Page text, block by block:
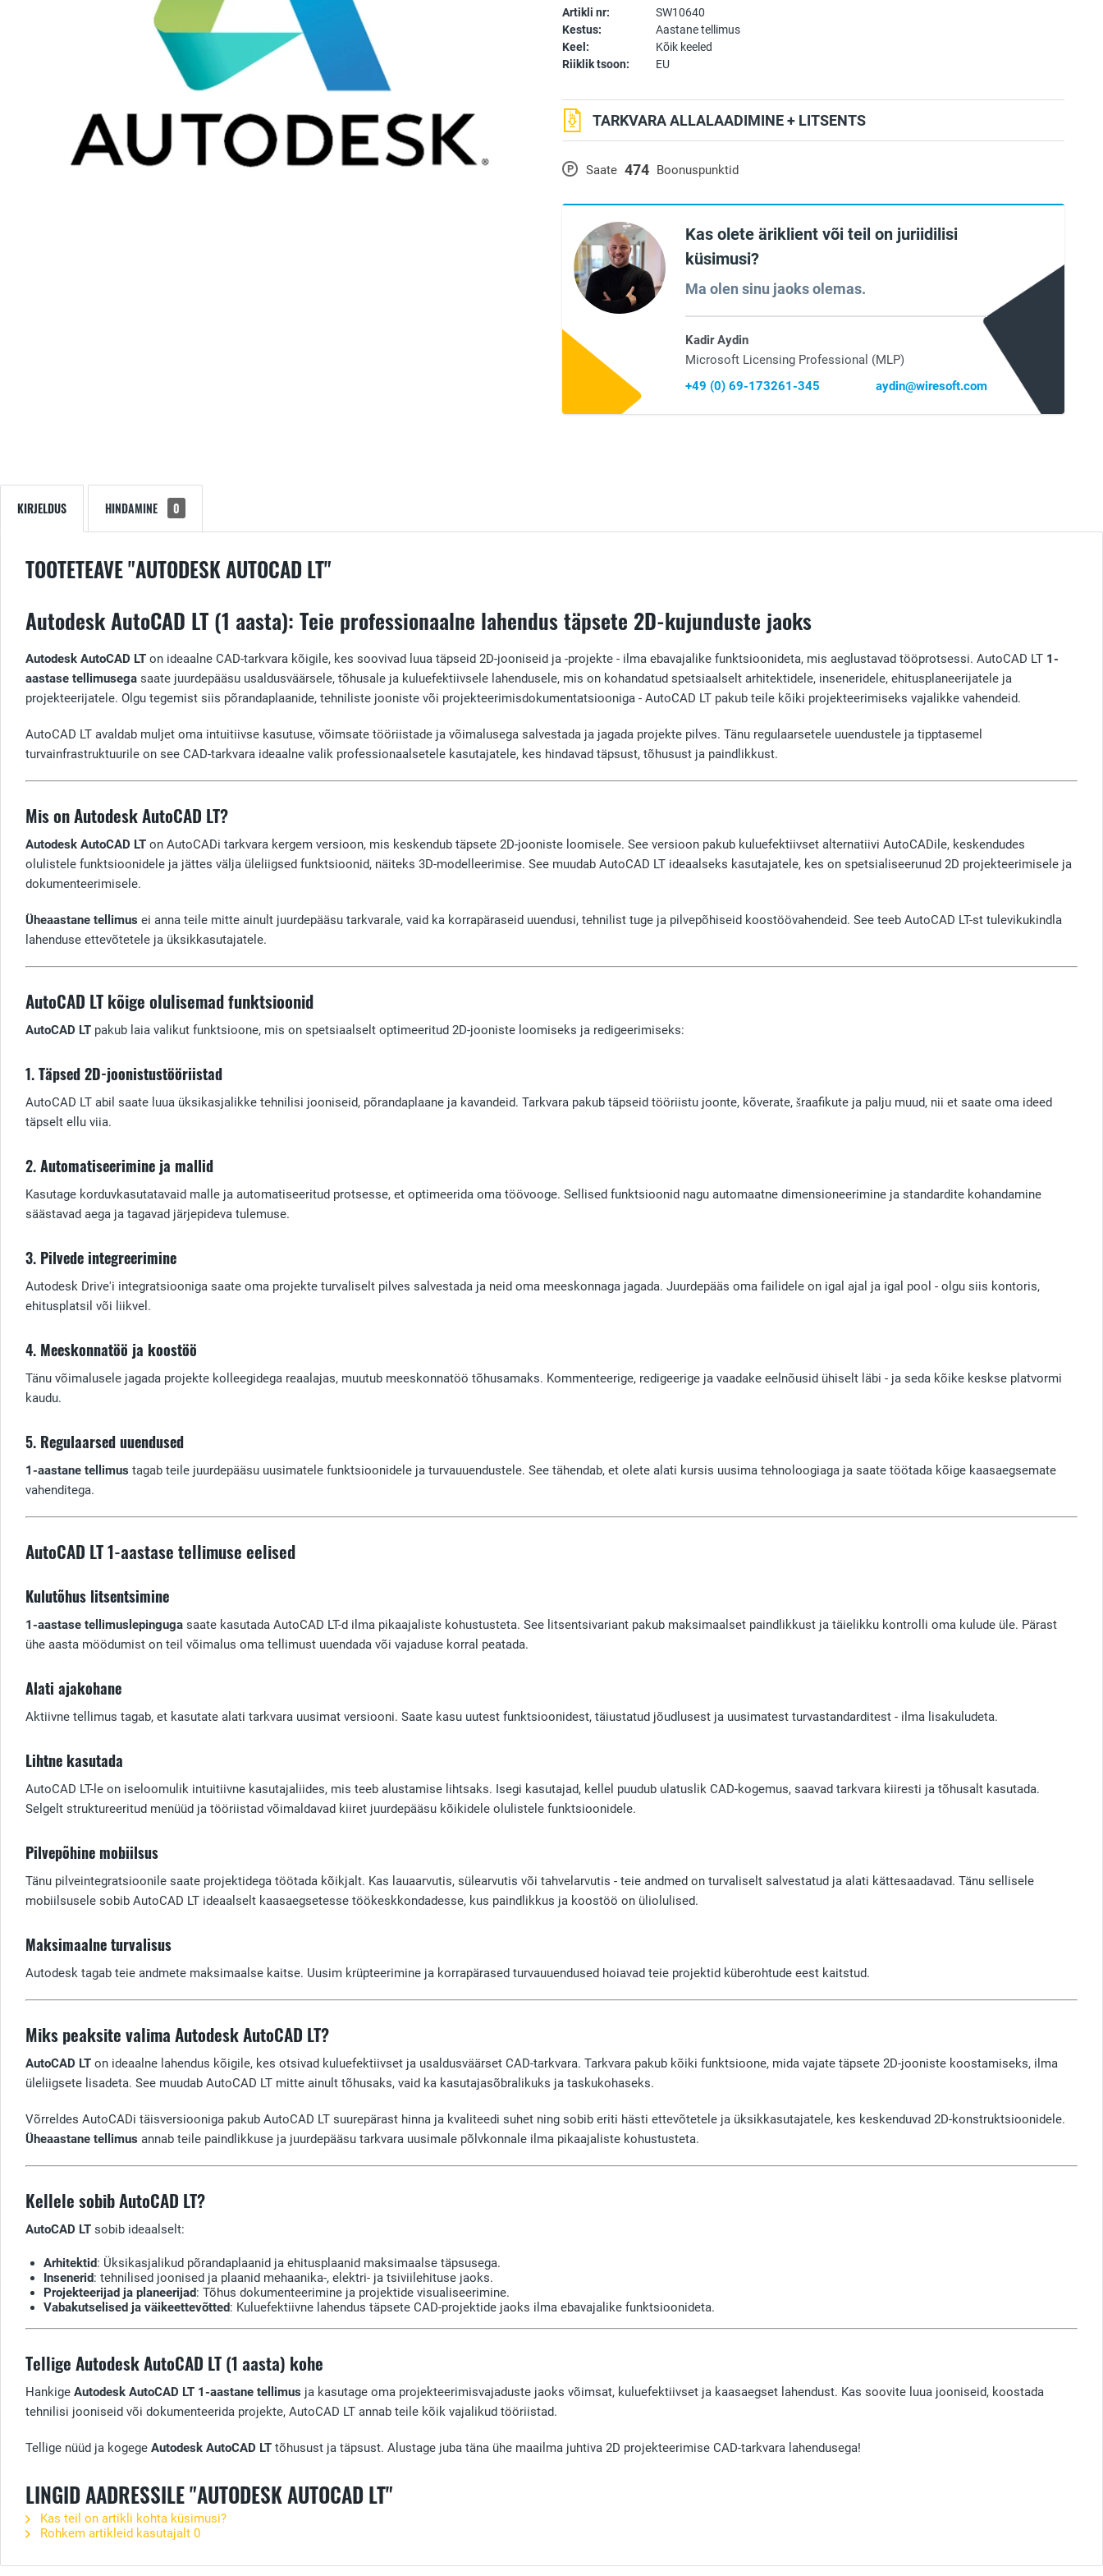
Artikli nr:
SW10640
Kestus:
Aastane tellimus
Keel:
Kõik keeled
Riiklik tsoon:
EU
P Saate 474 Boonuspunktid
TARKVARA ALLALAADIMINE + LITSENTS
Kas olete äriklient või teil on juriidilisi
küsimusi?
Ma olen sinu jaoks olemas.
Kadir Aydin
Microsoft Licensing Professional (MLP)
+49 (0) 69-173261-345
aydin@wiresoft.com
KIRJELDUS HINDAMINE 0
TOOTETEAVE "AUTODESK AUTOCAD LT"
Autodesk AutoCAD LT (1 aasta): Teie professionaalne lahendus täpsete 2D-kujunduste jaoks
Autodesk AutoCAD LT on ideaalne CAD-tarkvara kõigile, kes soovivad luua täpseid 2D-jooniseid ja -projekte - ilma ebavajalike funktsioonideta, mis aeglustavad tööprotsessi. AutoCAD LT 1-
aastase tellimusega saate juurdepääsu usaldusväärsele, tõhusale ja kuluefektiivsele lahendusele, mis on kohandatud spetsiaalselt arhitektidele, inseneridele, ehitusplaneerijatele ja
projekteerijatele. Olgu tegemist siis põrandaplaanide, tehniliste jooniste või projekteerimisdokumentatsiooniga - AutoCAD LT pakub teile kõiki projekteerimiseks vajalikke vahendeid.
AutoCAD LT avaldab muljet oma intuitiivse kasutuse, võimsate tööriistade ja võimalusega salvestada ja jagada projekte pilves. Tänu regulaarsetele uuendustele ja tipptasemel
turvainfrastruktuurile on see CAD-tarkvara ideaalne valik professionaalsetele kasutajatele, kes hindavad täpsust, tõhusust ja paindlikkust.
Mis on Autodesk AutoCAD LT?
Autodesk AutoCAD LT on AutoCADi tarkvara kergem versioon, mis keskendub täpsete 2D-jooniste loomisele. See versioon pakub kuluefektiivset alternatiivi AutoCADile, keskendudes
olulistele funktsioonidele ja jättes välja üleliigsed funktsioonid, näiteks 3D-modelleerimise. See muudab AutoCAD LT ideaalseks kasutajatele, kes on spetsialiseerunud 2D projekteerimisele ja
dokumenteerimisele.
Üheaastane tellimus ei anna teile mitte ainult juurdepääsu tarkvarale, vaid ka korrapäraseid uuendusi, tehnilist tuge ja pilvepõhiseid koostöövahendeid. See teeb AutoCAD LT-st tulevikukindla
lahenduse ettevõtetele ja üksikkasutajatele.
AutoCAD LT kõige olulisemad funktsioonid
AutoCAD LT pakub laia valikut funktsioone, mis on spetsiaalselt optimeeritud 2D-jooniste loomiseks ja redigeerimiseks:
1.Täpsed 2D-joonistustööriistad
AutoCAD LT abil saate luua üksikasjalikke tehnilisi jooniseid, põrandaplaane ja kavandeid. Tarkvara pakub täpseid tööriistu joonte, kõverate, šraafikute ja palju muud, nii et saate oma ideed
täpselt ellu viia.
2.Automatiseerimine ja mallid
Kasutage korduvkasutatavaid malle ja automatiseeritud protsesse, et optimeerida oma töövooge. Sellised funktsioonid nagu automaatne dimensioneerimine ja standardite kohandamine
säästavad aega ja tagavad järjepideva tulemuse.
3. Pilvede integreerimine
Autodesk Drive'i integratsiooniga saate oma projekte turvaliselt pilves salvestada ja neid oma meeskonnaga jagada. Juurdepääs oma failidele on igal ajal ja igal pool - olgu siis kontoris,
ehitusplatsil või liikvel.
4. Meeskonnatöö ja koostöö
Tänu võimalusele jagada projekte kolleegidega reaalajas, muutub meeskonnatöö tõhusamaks. Kommenteerige, redigeerige ja vaadake eelnõusid ühiselt läbi - ja seda kõike keskse platvormi
kaudu.
5. Regulaarsed uuendused
1-aastane tellimus tagab teile juurdepääsu uusimatele funktsioonidele ja turvauuendustele. See tähendab, et olete alati kursis uusima tehnoloogiaga ja saate töötada kõige kaasaegsemate
vahenditega.
AutoCAD LT 1-aastase tellimuse eelised
Kulutõhus litsentsimine
1-aastase tellimuslepinguga saate kasutada AutoCAD LT-d ilma pikaajaliste kohustusteta. See litsentsivariant pakub maksimaalset paindlikkust ja täielikku kontrolli oma kulude üle. Pärast
ühe aasta möödumist on teil võimalus oma tellimust uuendada või vajaduse korral peatada.
Alati ajakohane
Aktiivne tellimus tagab, et kasutate alati tarkvara uusimat versiooni. Saate kasu uutest funktsioonidest, täiustatud jõudlusest ja uusimatest turvastandarditest - ilma lisakuludeta.
Lihtne kasutada
AutoCAD LT-le on iseloomulik intuitiivne kasutajaliides, mis teeb alustamise lihtsaks. Isegi kasutajad, kellel puudub ulatuslik CAD-kogemus, saavad tarkvara kiiresti ja tõhusalt kasutada.
Selgelt struktureeritud menüüd ja tööriistad võimaldavad kiiret juurdepääsu kõikidele olulistele funktsioonidele.
Pilvepõhine mobiilsus
Tänu pilveintegratsioonile saate projektidega töötada kõikjalt. Kas lauaarvutis, sülearvutis või tahvelarvutis - teie andmed on turvaliselt salvestatud ja alati kättesaadavad. Tänu sellisele
mobiilsusele sobib AutoCAD LT ideaalselt kaasaegsetesse töökeskkondadesse, kus paindlikkus ja koostöö on üliolulised.
Maksimaalne turvalisus
Autodesk tagab teie andmete maksimaalse kaitse. Uusim krüpteerimine ja korrapärased turvauuendused hoiavad teie projektid küberohtude eest kaitstud.
Miks peaksite valima Autodesk AutoCAD LT?
AutoCAD LT on ideaalne lahendus kõigile, kes otsivad kuluefektiivset ja usaldusväärset CAD-tarkvara. Tarkvara pakub kõiki funktsioone, mida vajate täpsete 2D-jooniste koostamiseks, ilma
üleliigsete lisadeta. See muudab AutoCAD LT mitte ainult tõhusaks, vaid ka kasutajasõbralikuks ja taskukohaseks.
Võrreldes AutoCADi täisversiooniga pakub AutoCAD LT suurepärast hinna ja kvaliteedi suhet ning sobib eriti hästi ettevõtetele ja üksikkasutajatele, kes keskenduvad 2D-konstruktsioonidele.
Üheaastane tellimus annab teile paindlikkuse ja juurdepääsu tarkvara uusimale põlvkonnale ilma pikaajaliste kohustusteta.
Kellele sobib AutoCAD LT?
AutoCAD LT sobib ideaalselt:
Arhitektid: Üksikasjalikud põrandaplaanid ja ehitusplaanid maksimaalse täpsusega.
Insenerid: tehnilised joonised ja plaanid mehaanika-, elektri- ja tsiviilehituse jaoks.
Projekteerijad ja planeerijad: Tõhus dokumenteerimine ja projektide visualiseerimine.
Vabakutselised ja väikeettevõtted: Kuluefektiivne lahendus täpsete CAD-projektide jaoks ilma ebavajalike funktsioonideta.
Tellige Autodesk AutoCAD LT (1 aasta) kohe
Hankige Autodesk AutoCAD LT 1-aastane tellimus ja kasutage oma projekteerimisvajaduste jaoks võimsat, kuluefektiivset ja kaasaegset lahendust. Kas soovite luua jooniseid, koostada
tehnilisi jooniseid või dokumenteerida projekte, AutoCAD LT annab teile kõik vajalikud tööriistad.
Tellige nüüd ja kogege Autodesk AutoCAD LT tõhusust ja täpsust. Alustage juba täna ühe maailma juhtiva 2D projekteerimise CAD-tarkvara lahendusega!
LINGID AADRESSILE "AUTODESK AUTOCAD LT"
Kas teil on artikli kohta küsimusi?
Rohkem artikleid kasutajalt 0